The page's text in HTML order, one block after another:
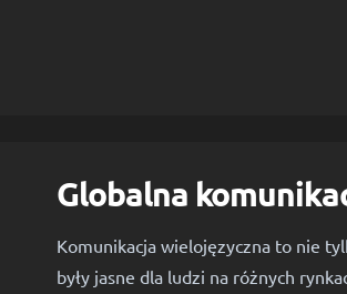
Globalna
Komunikacja wielojęzyczna to nie
były jasne dla ludzi na różnych